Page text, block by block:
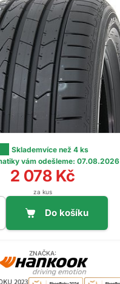
Sklademvíce než 4 ks
vám odešleme: 07.08.2026
2 078 Kč
za kus
ZNAČKA: